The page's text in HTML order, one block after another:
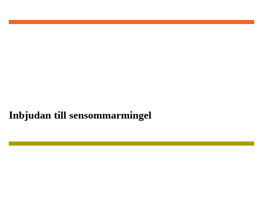
Inbjudan till sensommarmingel